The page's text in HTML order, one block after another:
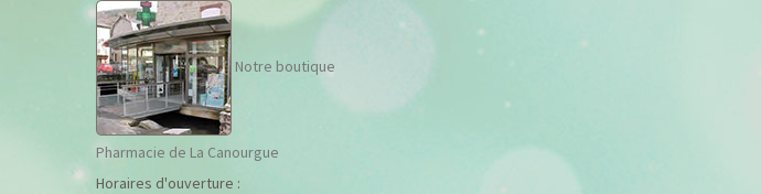
Notre boutique
Pharmacie de La Canourgue
Horaires d'ouverture :